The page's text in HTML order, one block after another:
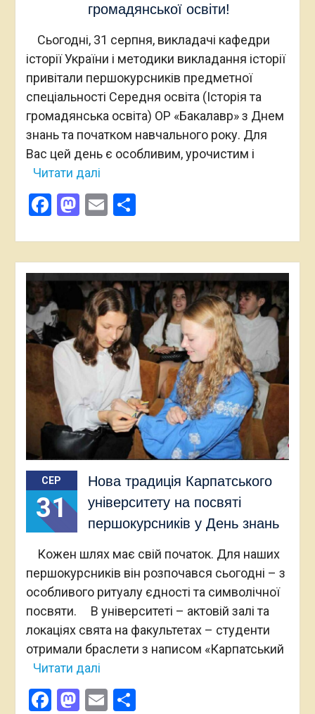
громадянської освіти!
Сьогодні, 31 серпня, викладачі кафедри
історії України і методики викладання історії
привітали першокурсників предметної
спеціальності Середня освіта (Історія та
громадянська освіта) ОР «Бакалавр» з Днем
знань та початком навчального року. Для
Вас цей день є особливим, урочистим і
Читати далі
Facebook
Mastodon
EmailПоділитися
СЕР
31
Нова традиція Карпатського
університету на посвяті
першокурсників у День знань
Кожен шлях має свій початок. Для наших
першокурсників він розпочався сьогодні – з
особливого ритуалу єдності та символічної
посвяти. В університеті – актовій залі та
локаціях свята на факультетах – студенти
отримали браслети з написом «Карпатський
Читати далі
Facebook
Mastodon
EmailПоділитися